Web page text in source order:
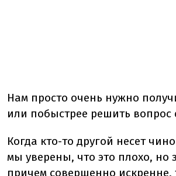
Нам просто очень нужно
или побыстрее решить вопрос
Когда кто-то другой несет
мы уверены, что это плохо, но
причем совершенно искренне,